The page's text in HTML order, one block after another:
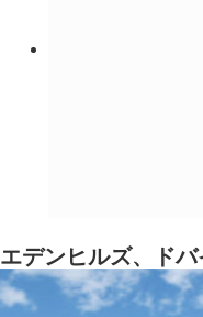
エデンヒルズ、ド